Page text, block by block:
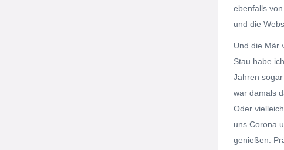
ebenfalls
und die
Und die Mär
Stau habe
Jahren
war damals
Oder
uns Corona
genießen: